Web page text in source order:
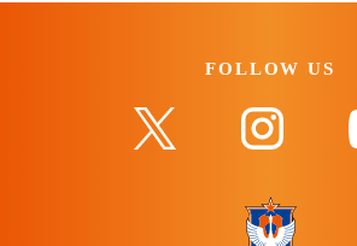
FOLLOW US